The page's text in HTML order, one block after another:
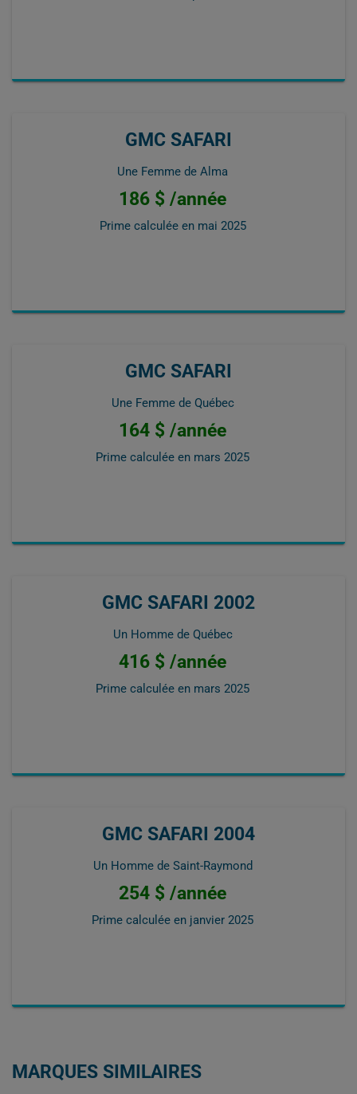
GMC SAFARI
Une Femme de Alma
186 $ /année
Prime calculée en mai 2025
GMC SAFARI
Une Femme de Québec
164 $ /année
Prime calculée en mars 2025
GMC SAFARI 2002
Un Homme de Québec
416 $ /année
Prime calculée en mars 2025
GMC SAFARI 2004
Un Homme de Saint-Raymond
254 $ /année
Prime calculée en janvier 2025
MARQUES SIMILAIRES